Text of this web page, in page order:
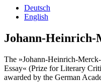
Deutsch
English
Johann-Heinrich-
The »Johann-Heinrich-
Essay« (Prize for Literary
awarded by the German